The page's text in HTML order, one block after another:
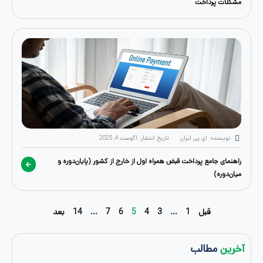
ای پی ایران تاریخ انتشار: آگوست 4, 2025
پرداخت قبض همراه اول از خارج از کشور (پایان‌دوره و
3
6
7
…
14 بعد